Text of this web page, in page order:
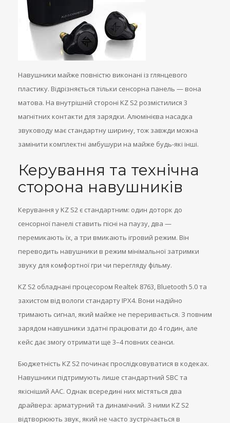
Навушники майже повністю виконані із глянцевого
пластику. Відрізняється тільки сенсорна панель — вона
матова. На внутрішній стороні KZ S2 розмістилися 3
магнітних контакти для зарядки. Алюмінієва насадка
звуководу має стандартну ширину, тож завжди можна
замінити комплектні амбушури на майже будь-які інші.
Керування та технічна
сторона навушників
Керування у KZ S2 є стандартним: один доторк до
сенсорної панелі ставить пісні на паузу, два —
перемикають їх, а три вмикають ігровий режим. Він
переводить навушники в режим мінімальної затримки
звуку для комфортної гри чи перегляду фільму.
KZ S2 обладнані процесором Realtek 8763, Bluetooth 5.0 та
захистом від вологи стандарту IPX4. Вони надійно
тримають сигнал, який майже не переривається. З повним
зарядом навушники здатні працювати до 4 годин, але
кейс дає змогу отримати ще 3–4 повних сеанси.
Бюджетність KZ S2 починає прослідковуватися в кодеках.
Навушники підтримують лише стандартний SBC та
якісніший AAC. Однак всередині них містяться два
драйвера: арматурний та динамічний. З ними KZ S2
відтворюють звук, який не часто зустрічається в